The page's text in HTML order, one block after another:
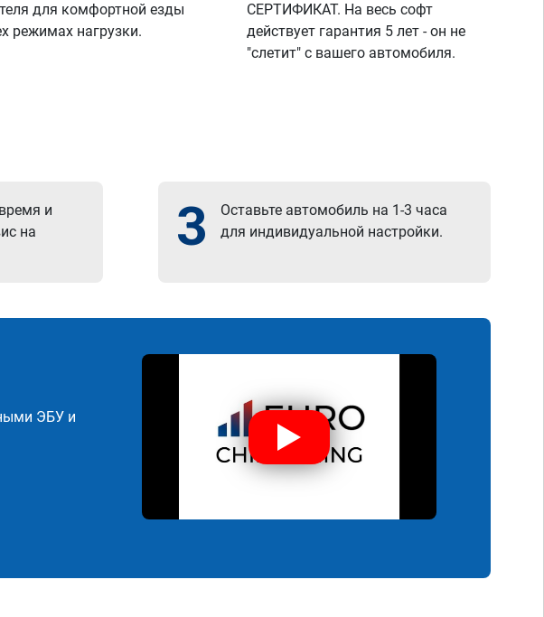
для комфортной езды
режимах нагрузки.
СЕРТИФИКАТ. На весь софт
действует гарантия 5 лет - он не
"слетит" с вашего автомобиля.
и
на
3
Оставьте автомобиль на 1-3 часа
для индивидуальной настройки.
ЭБУ и